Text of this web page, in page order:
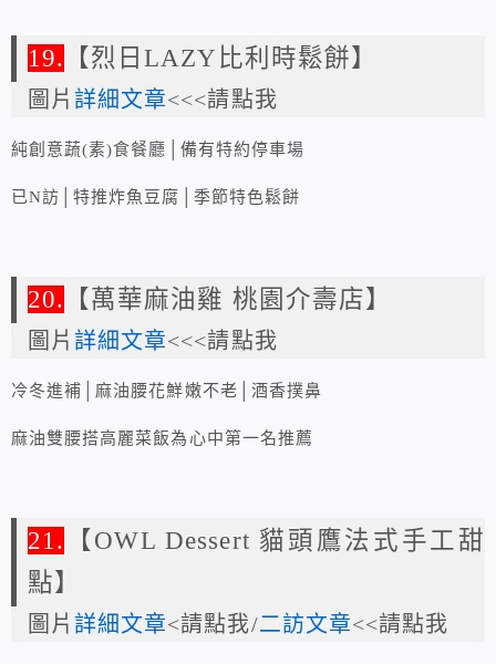
19. 【烈日LAZY比利時鬆餅】
圖片詳細文章<<<請點我
純創意蔬(素)食餐廳│備有特約停車場
已N訪│特推炸魚豆腐│季節特色鬆餅
20. 【萬華麻油雞 桃園介壽店】
圖片詳細文章<<<請點我
冷冬進補│麻油腰花鮮嫩不老│酒香撲鼻
麻油雙腰搭高麗菜飯為心中第一名推薦
21. 【OWL Dessert 貓頭鷹法式手工甜
點】
圖片詳細文章<請點我/二訪文章<<請點我